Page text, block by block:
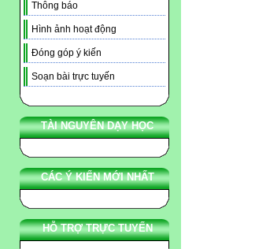
Thông báo
Hình ảnh hoạt động
Đóng góp ý kiến
Soạn bài trực tuyến
TÀI NGUYÊN DẠY HỌC
CÁC Ý KIẾN MỚI NHẤT
HỖ TRỢ TRỰC TUYẾN